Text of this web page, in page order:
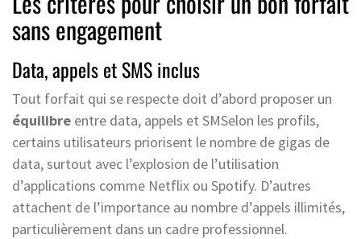
sans engagement
Data, appels et SMS inclus
Tout forfait qui se respecte doit d’abord proposer un
équilibre entre data, appels et SMSelon les profils,
certains utilisateurs priorisent le nombre de gigas de
data, surtout avec l’explosion de l’utilisation
d’applications comme Netflix ou Spotify. D’autres
attachent de l’importance au nombre d’appels illimités,
particulièrement dans un cadre professionnel.